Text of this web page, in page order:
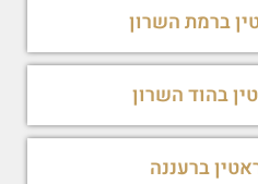
ברמת השרון
בהוד השרון
ברעננה